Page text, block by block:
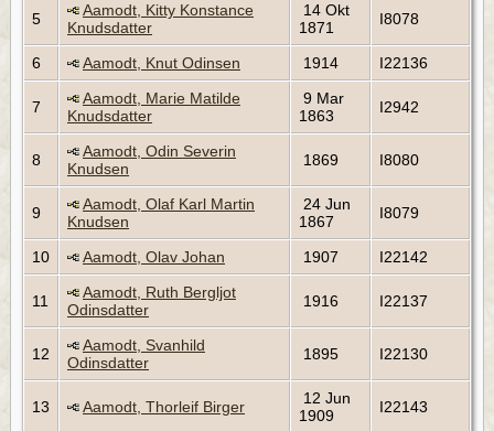
5
Aamodt, Kitty Konstance
Knudsdatter
14 Okt
1871
I8078
6 Aamodt, Knut Odinsen 1914 I22136
7
Aamodt, Marie Matilde
Knudsdatter
9 Mar
1863
I2942
8
Aamodt, Odin Severin
Knudsen
1869 I8080
9
Aamodt, Olaf Karl Martin
Knudsen
24 Jun
1867
I8079
10 Aamodt, Olav Johan 1907 I22142
11
Aamodt, Ruth Bergljot
Odinsdatter
1916 I22137
12
Aamodt, Svanhild
Odinsdatter
1895 I22130
13 Aamodt, Thorleif Birger
12 Jun
1909
I22143